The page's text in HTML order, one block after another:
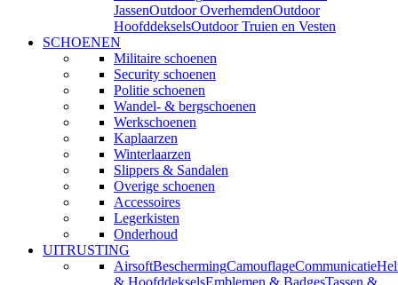
JassenOutdoor OverhemdenOutdoor
HoofddekselsOutdoor Truien en Vesten
SCHOENEN
Militaire schoenen
Security schoenen
Politie schoenen
Wandel- & bergschoenen
Werkschoenen
Kaplaarzen
Winterlaarzen
Slippers & Sandalen
Overige schoenen
Accessoires
Legerkisten
Onderhoud
UITRUSTING
AirsoftBeschermingCamouflageCommunicatie
& HoofddekselsEmblemen & BadgesTassen &